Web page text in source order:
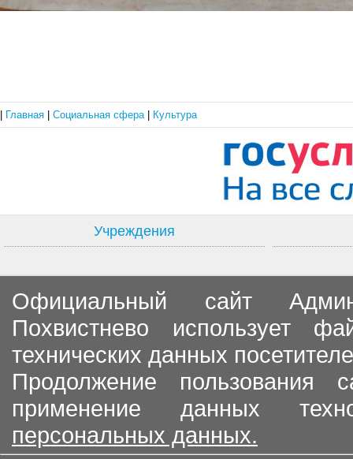
| Главная | Социальная сфера | Культура
Учреждения
Официальный сайт
Похвистнево использует
технических данных
Продолжение пользования
применение данных
персональных данных.